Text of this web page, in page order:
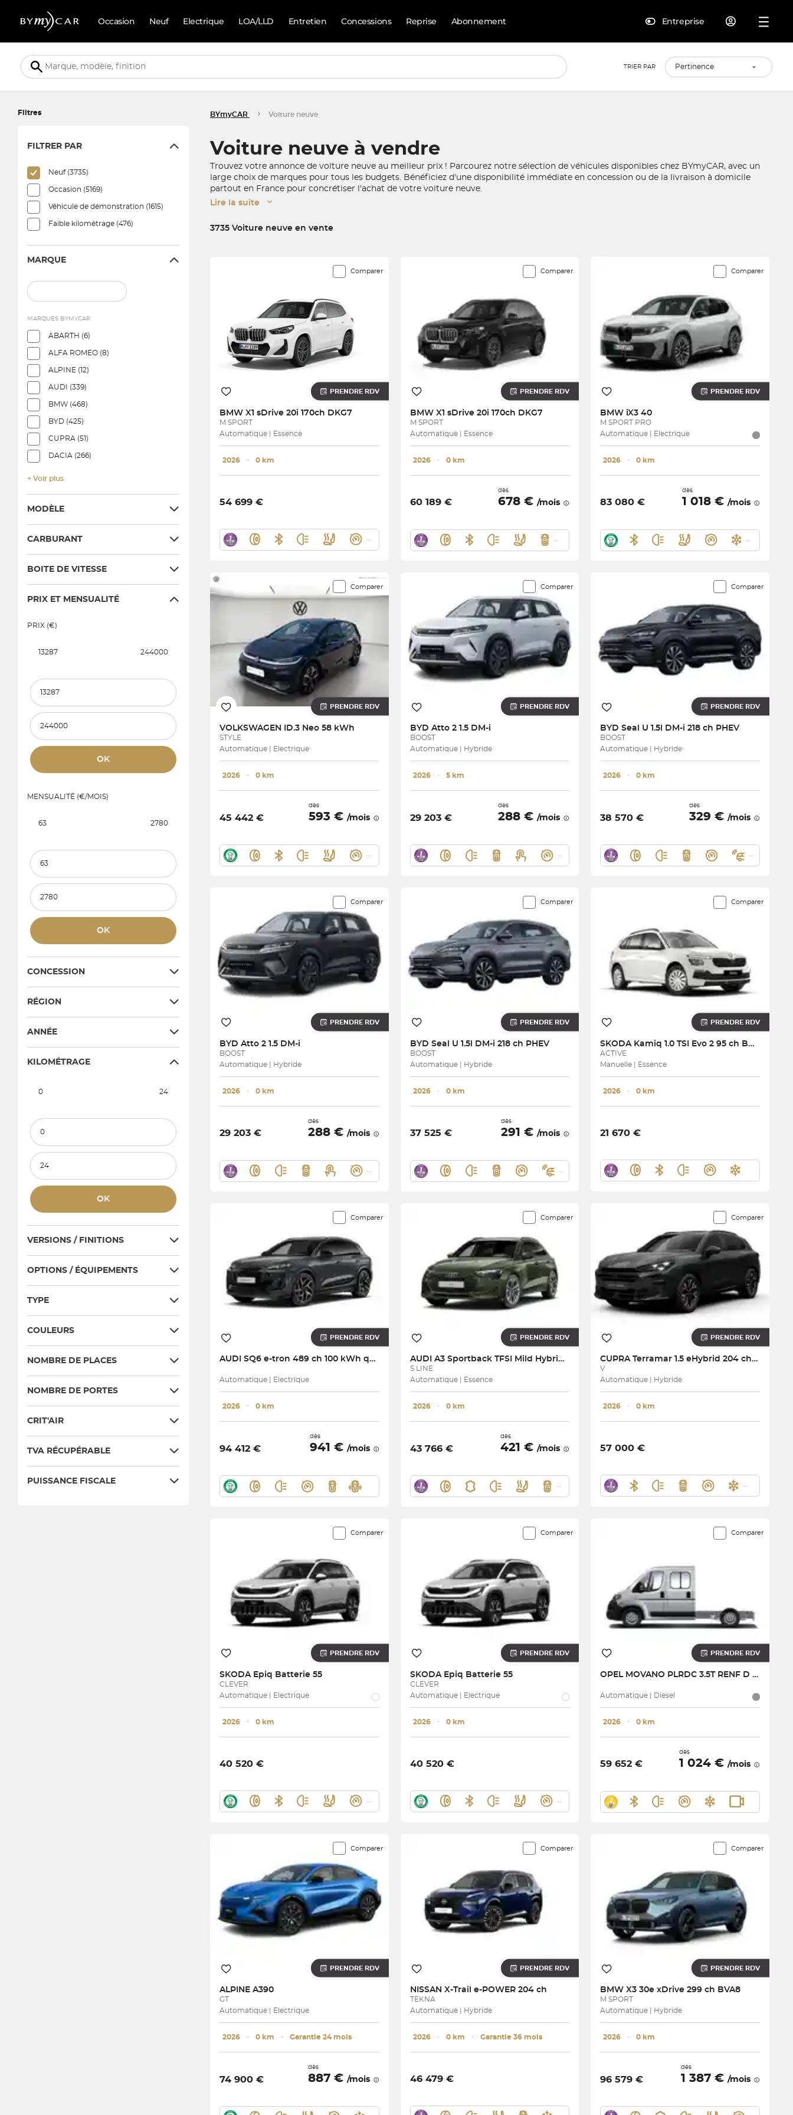
Occasion Neuf Electrique LOA/LLD Entretien Concessions Reprise Abonnement Entreprise
TRIER PAR
Filtres
FILTRER PAR
Neuf (3735)
Occasion (5169)
Véhicule de démonstration (1615)
Faible kilométrage (476)
MARQUE
MARQUES BYMYCAR
ABARTH (6)
ALFA ROMEO (8)
ALPINE (12)
AUDI (339)
BMW (468)
BYD (425)
CUPRA (51)
DACIA (266)
+ Voir plus
MODÈLE
CARBURANT
BOITE DE VITESSE
PRIX ET MENSUALITÉ
PRIX (€)
13287 244000
Prix et mensualité minimum
Prix et mensualité maximum
OK
MENSUALITÉ (€/MOIS)
63 2780
Prix et mensualité minimum
Prix et mensualité maximum
OK
CONCESSION
RÉGION
ANNÉE
KILOMÉTRAGE
0 24
Kilométrage minimum
Kilométrage maximum
OK
VERSIONS / FINITIONS
OPTIONS / ÉQUIPEMENTS
TYPE
COULEURS
NOMBRE DE PLACES
NOMBRE DE PORTES
CRIT'AIR
TVA RÉCUPÉRABLE
PUISSANCE FISCALE
BYmyCAR Voiture neuve
Voiture neuve à vendre
Trouvez votre annonce de voiture neuve au meilleur prix ! Parcourez notre sélection de véhicules disponibles chez BYmyCAR, avec un
large choix de marques pour tous les budgets. Bénéficiez d'une disponibilité immédiate en concession ou de la livraison à domicile
partout en France pour concrétiser l'achat de votre voiture neuve.
Lire la suite
3735 Voiture neuve en vente
Comparer
PRENDRE RDV
BMW X1 sDrive 20i 170ch DKG7
M SPORT
Automatique | Essence
2026 ･ 0 km
54 699 €
Comparer
PRENDRE RDV
BMW X1 sDrive 20i 170ch DKG7
M SPORT
Automatique | Essence
2026 ･ 0 km
60 189 €
dès
678 €/mois
Comparer
PRENDRE RDV
BMW iX3 40
M SPORT PRO
Automatique | Electrique
2026 ･ 0 km
83 080 €
dès
1 018 € /mois
Comparer
PRENDRE RDV
VOLKSWAGEN ID.3 Neo 58 kWh
STYLE
Automatique | Electrique
2026 ･ 0 km
45 442 €
dès
593 € /mois
Comparer
PRENDRE RDV
BYD Atto 2 1.5 DM-i
BOOST
Automatique | Hybride
2026 ･ 5 km
29 203 €
dès
288 €/mois
Comparer
PRENDRE RDV
BYDSeal U 1.5l DM-i 218 ch PHEV
BOOST
Automatique | Hybride
2026 ･ 0 km
38 570 €
dès
329 € /mois
Comparer
PRENDRE RDV
BYD Atto 2 1.5 DM-i
BOOST
Automatique | Hybride
2026 ･ 0 km
29 203 €
dès
288 € /mois
Comparer
PRENDRE RDV
BYD Seal U 1.5l DM-i 218 ch PHEV
BOOST
Automatique | Hybride
2026 ･ 0 km
37 525 €
dès
291 €/mois
Comparer
PRENDRE RDV
SKODA Kamiq 1.0 TSI Evo 2 95 ch BVM5
ACTIVE
Manuelle | Essence
2026 ･ 0 km
21 670 €
Comparer
PRENDRE RDV
AUDI SQ6 e-tron 489 ch 100 kWh quattro
Automatique | Electrique
2026 ･ 0 km
94 412 €
dès
941 € /mois
Comparer
PRENDRE RDV
AUDI A3 Sportback TFSI Mild Hybrid 150 S tronic 7
S LINE
Automatique | Essence
2026 ･ 0 km
43 766 €
dès
421 €/mois
Comparer
PRENDRE RDV
CUPRA Terramar 1.5 eHybrid 204 ch DSG6
V
Automatique | Hybride
2026 ･ 0 km
57 000 €
Comparer
PRENDRE RDV
SKODA Epiq Batterie 55
CLEVER
Automatique | Electrique
2026 ･ 0 km
40 520 €
Comparer
PRENDRE RDV
SKODA Epiq Batterie 55
CLEVER
Automatique | Electrique
2026 ･ 0 km
40 520 €
Comparer
PRENDRE RDV
OPEL MOVANO PLRDC 3.5T RENF D L4 180 CH AUT.
Automatique | Diesel
2026 ･ 0 km
59 652 €
dès
1 024 € /mois
Comparer
PRENDRE RDV
ALPINE A390
GT
Automatique | Electrique
2026 ･ 0 km ･ Garantie 24 mois
74 900 €
dès
887 € /mois
Comparer
PRENDRE RDV
NISSAN X-Trail e-POWER 204 ch
TEKNA
Automatique | Hybride
2026 ･ 0 km ･ Garantie 36 mois
46 479 €
Comparer
PRENDRE RDV
BMWX3 30e xDrive 299 ch BVA8
M SPORT
Automatique | Hybride
2026 ･ 0 km
96 579 €
dès
1 387 € /mois